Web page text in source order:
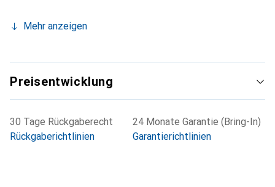
Mehr anzeigen
Preisentwicklung
30 Tage Rückgaberecht
Rückgaberichtlinien
24 Monate Garantie (Bring-In)
Garantierichtlinien